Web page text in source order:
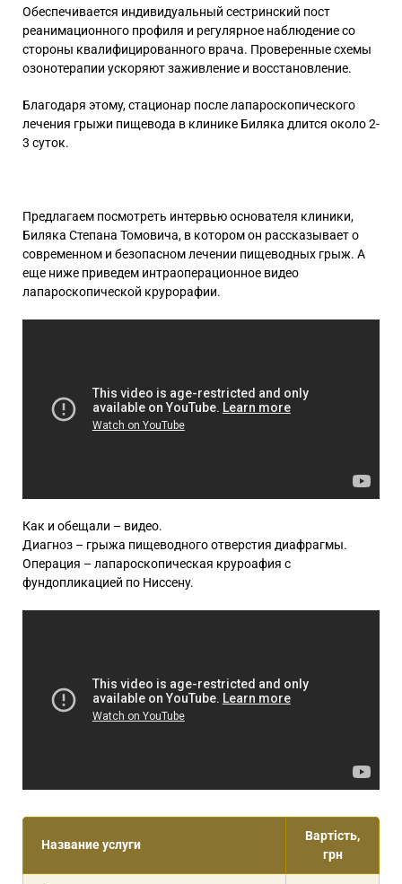
Обеспечивается индивидуальный сестринский пост
реанимационного профиля и регулярное наблюдение со
стороны квалифицированного врача. Проверенные схемы
озонотерапии ускоряют заживление и восстановление.
Благодаря этому, стационар после лапароскопического
лечения грыжи пищевода в клинике Биляка длится около 2-
3 суток.
Предлагаем посмотреть интервью основателя клиники,
Биляка Степана Томовича, в котором он рассказывает о
современном и безопасном лечении пищеводных грыж. А
еще ниже приведем интраоперационное видео
лапароскопической крурорафии.
Как и обещали – видео.
Диагноз – грыжа пищеводного отверстия диафрагмы.
Операция – лапароскопическая круроафия с
фундопликацией по Ниссену.
Название услуги
Вартість,
грн